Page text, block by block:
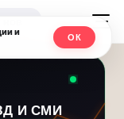
И СМИ
и
ОК